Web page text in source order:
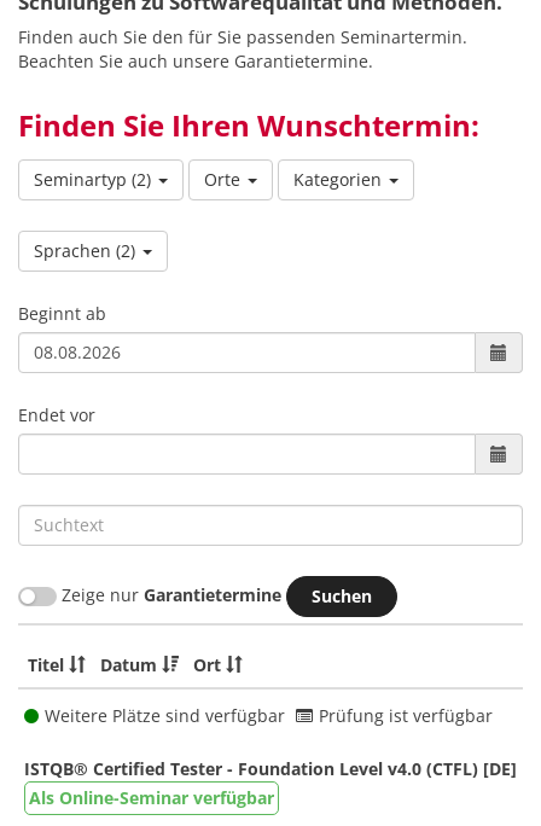
Finden auch Sie den für Sie passenden Seminartermin.
Beachten Sie auch unsere Garantietermine.
Finden Sie Ihren Wunschtermin:
Seminartyp (2) Orte Kategorien
Sprachen (2)
Beginnt ab
Endet vor
Suchtext
Zeige nur Garantietermine
Titel Datum Ort
Weitere Plätze sind verfügbar Prüfung ist verfügbar
ISTQB® Certified Tester - Foundation Level v4.0 (CTFL) [DE]
Als Online-Seminar verfügbar